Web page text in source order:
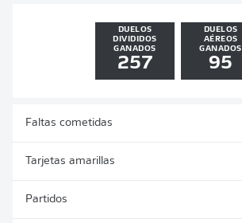
DUELOS
DIVIDIDOS
GANADOS
257
DUELOS
AÉREOS
GANADOS
95
Faltas cometidas
Tarjetas amarillas
Partidos